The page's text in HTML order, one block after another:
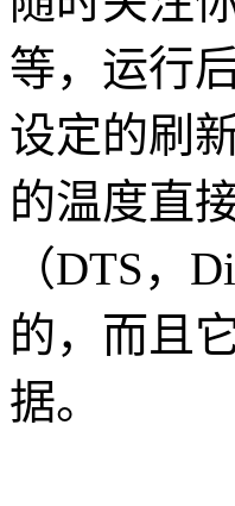
等，运行
设定的刷
的温度直
（DTS，
的，而且
据。